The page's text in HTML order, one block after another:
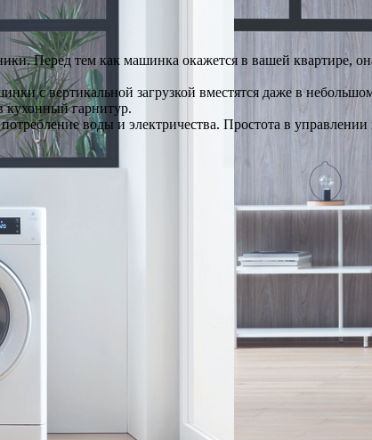
Перед тем как машинка окажется в вашей квартире,
с вертикальной загрузкой вместятся даже в
кухонный гарнитур.
воды и электричества. Простота в